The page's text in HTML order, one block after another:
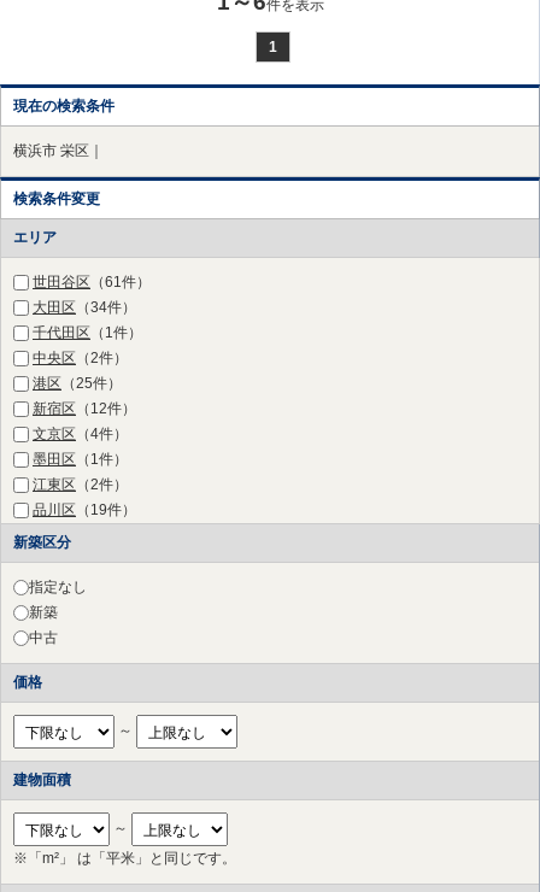
件を表示
1
現在の検索条件
横浜市 栄区｜
検索条件変更
エリア
世田谷区 （61件）
大田区 （34件）
千代田区 （1件）
中央区 （2件）
港区 （25件）
新宿区 （12件）
文京区 （4件）
墨田区 （1件）
江東区 （2件）
品川区 （19件）
目黒区
渋谷区（27件）
中野区（2件）
杉並区
豊島区
練馬区（1件）
三鷹市
府中市（11件）
調布市（17件）
町田市（10件）
小金井市
国立市（2件）
狛江市（3件）
多摩市 （17件）
新築区分
指定なし
新築
中古
価格
～
建物面積
～
※「m²」 は「平米」と同じです。